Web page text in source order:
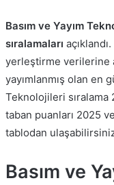
Basım ve Yayım
sıralamaları
yerleştirme verilerine
yayımlanmış olan en
Teknolojileri sıralama
taban puanları 2025
tablodan
Basım ve